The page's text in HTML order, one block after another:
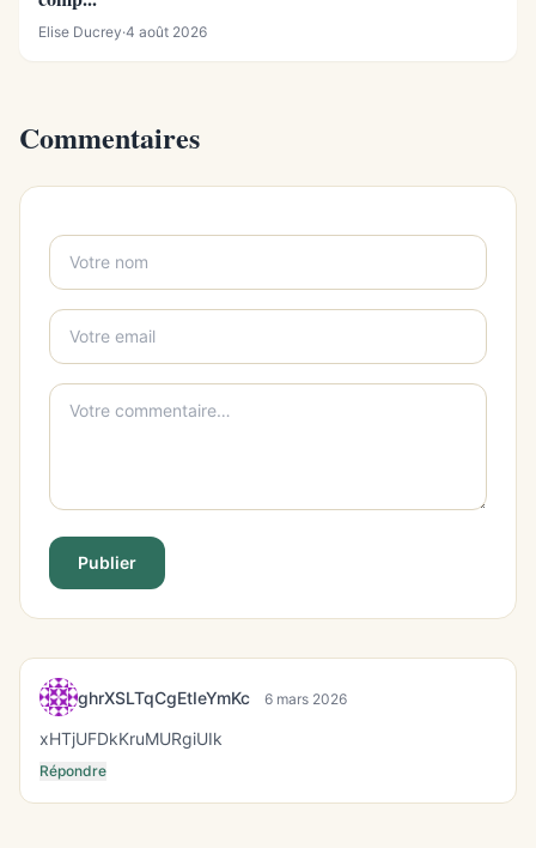
Elise Ducrey·4 août 2026
Commentaires
Publier
ghrXSLTqCgEtIeYmKc 6 mars 2026
xHTjUFDkKruMURgiUIk
Répondre